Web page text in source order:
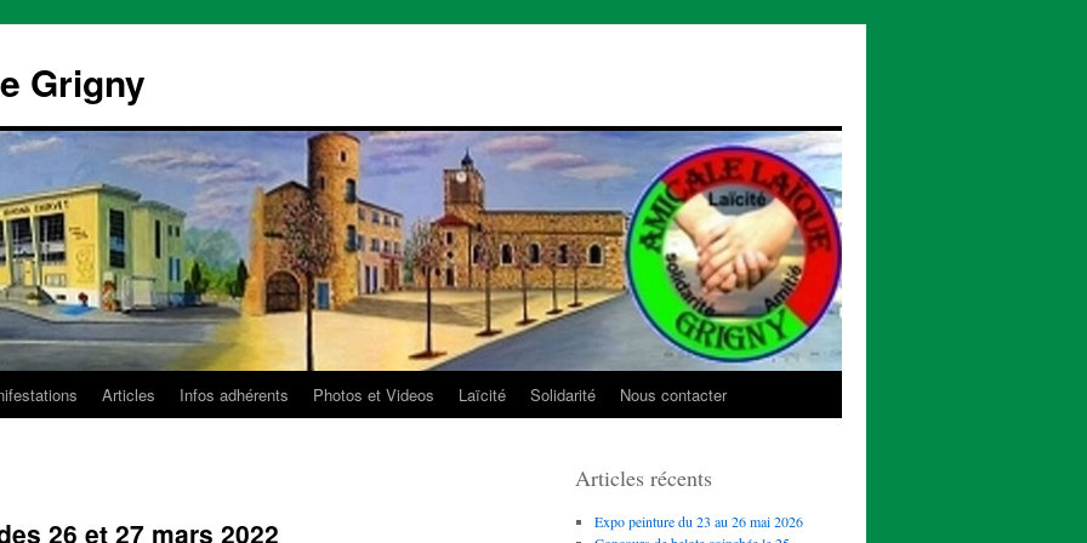
Grigny
Articles Infos adhérents Photos et Videos Laïcité Solidarité Nous contacter
26 et 27 mars 2022
Articles récents
Expo peinture du 23 au 26 mai 2026